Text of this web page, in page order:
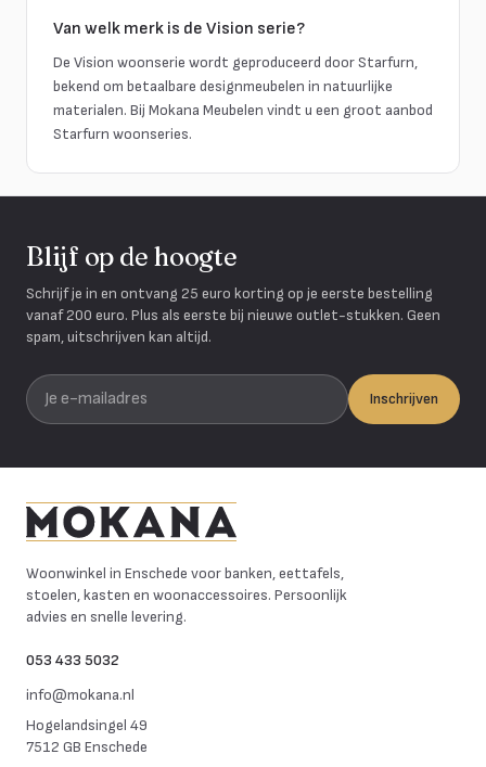
Van welk merk is de Vision serie?
De Vision woonserie wordt geproduceerd door Starfurn,
bekend om betaalbare designmeubelen in natuurlijke
materialen. Bij Mokana Meubelen vindt u een groot aanbod
Starfurn woonseries.
Blijf op de hoogte
Schrijf je in en ontvang 25 euro korting op je eerste bestelling
vanaf 200 euro. Plus als eerste bij nieuwe outlet-stukken. Geen
spam, uitschrijven kan altijd.
Je e-mailadres
Inschrijven
Woonwinkel in Enschede voor banken, eettafels,
stoelen, kasten en woonaccessoires. Persoonlijk
advies en snelle levering.
053 433 5032
info@mokana.nl
Hogelandsingel 49
7512 GB Enschede